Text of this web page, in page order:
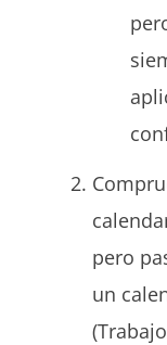
pero
un